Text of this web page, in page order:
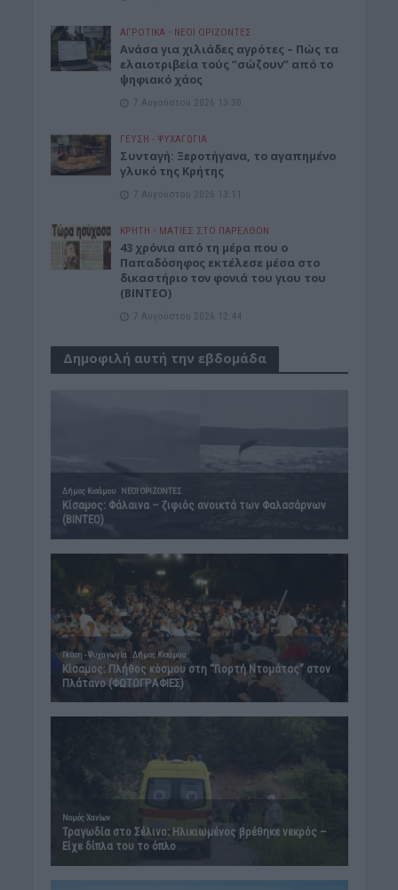
ΑΓΡΟΤΙΚΑ • ΝΕΟΙ ΟΡΙΖΟΝΤΕΣ
Ανάσα για χιλιάδες αγρότες – Πώς τα
ελαιοτριβεία τούς “σώζουν” από το
ψηφιακό χάος
7 Αυγούστου 2026 13:30
ΓΕΎΣΗ - ΨΥΧΑΓΩΓΊΑ
Συνταγή: Ξεροτήγανα, το αγαπημένο
γλυκό της Κρήτης
7 Αυγούστου 2026 13:11
ΚΡΗΤΗ • ΜΑΤΙΕΣ ΣΤΟ ΠΑΡΕΛΘΟΝ
43 χρόνια από τη μέρα που ο
Παπαδόσηφος εκτέλεσε μέσα στο
δικαστήριο τον φονιά του γιου του
(ΒΙΝΤΕΟ)
7 Αυγούστου 2026 12:44
Δημοφιλή αυτή την εβδομάδα